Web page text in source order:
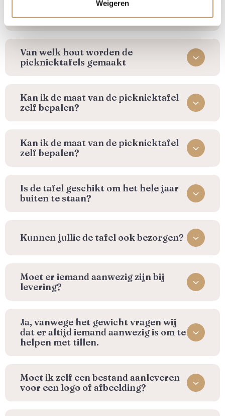
Weigeren
Hoe maak ik mijn picknicktafel weer
schoon
Van welk hout worden de
picknicktafels gemaakt
Kan ik de maat van de picknicktafel
zelf bepalen?
Kan ik de maat van de picknicktafel
zelf bepalen?
Is de tafel geschikt om het hele jaar
buiten te staan?
Kunnen jullie de tafel ook bezorgen?
Moet er iemand aanwezig zijn bij
levering?
Ja, vanwege het gewicht vragen wij
dat er altijd iemand aanwezig is om te
helpen met tillen.
Moet ik zelf een bestand aanleveren
voor een logo of afbeelding?